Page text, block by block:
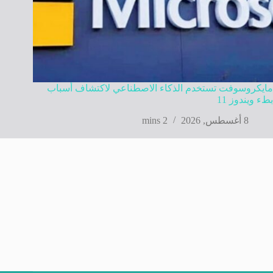
مايكروسوفت تستخدم الذكاء الاصطناعي لاكتشاف أسباب
بطء ويندوز 11
8 أغسطس, 2026
2 mins